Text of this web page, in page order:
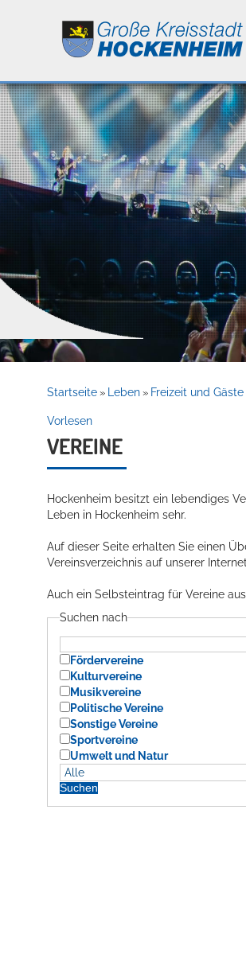
Leben
Kultur
Service
Willkommen in Hockenheim
Startseite » Leben » Freizeit und Gäste
Vorlesen
VEREINE
Hockenheim besitzt ein lebendiges
Leben in Hockenheim sehr.
Auf dieser Seite erhalten Sie einen
Vereinsverzeichnis auf unserer
Auch ein Selbsteintrag für Vereine
Suchen nach
Fördervereine
Kulturvereine
Musikvereine
Politische Vereine
Sonstige Vereine
Sportvereine
Umwelt und Natur